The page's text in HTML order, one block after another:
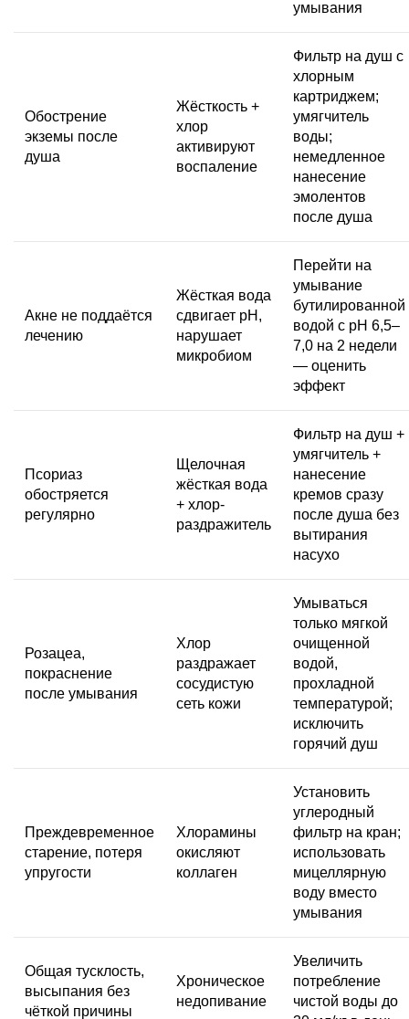
умывания
Обострение
экземы после
душа
Жёсткость +
хлор
активируют
воспаление
Фильтр на душ с
хлорным
картриджем;
умягчитель
воды;
немедленное
нанесение
эмолентов
после душа
Акне не поддаётся
лечению
Жёсткая вода
сдвигает pH,
нарушает
микробиом
Перейти на
умывание
бутилированной
водой с pH 6,5–
7,0 на 2 недели
— оценить
эффект
Псориаз
обостряется
регулярно
Щелочная
жёсткая вода
+ хлор-
раздражитель
Фильтр на душ +
умягчитель +
нанесение
кремов сразу
после душа без
вытирания
насухо
Розацеа,
покраснение
после умывания
Хлор
раздражает
сосудистую
сеть кожи
Умываться
только мягкой
очищенной
водой,
прохладной
температурой;
исключить
горячий душ
Преждевременное
старение, потеря
упругости
Хлорамины
окисляют
коллаген
Установить
углеродный
фильтр на кран;
использовать
мицеллярную
воду вместо
умывания
Общая тусклость,
высыпания без
чёткой причины
Хроническое
недопивание
Увеличить
потребление
чистой воды до